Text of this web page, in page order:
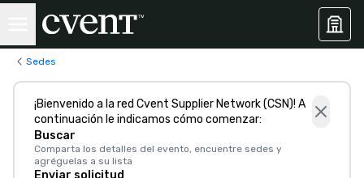
Sedes
¡Bienvenido a la red Cvent Supplier Network (CSN)! A
continuación le indicamos cómo comenzar:
Buscar
Comparta los detalles del evento, encuentre sedes y
agréguelas a su lista
Enviar solicitud